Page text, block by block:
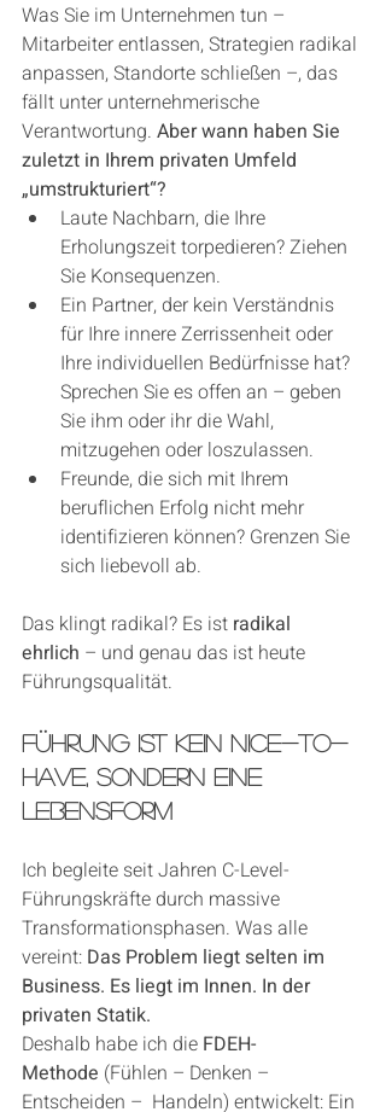
Was Sie im Unternehmen tun –
Mitarbeiter entlassen, Strategien radikal
anpassen, Standorte schließen –, das
fällt unter unternehmerische
Verantwortung. Aber wann haben Sie
zuletzt in Ihrem privaten Umfeld
„umstrukturiert“?
Laute Nachbarn, die Ihre
Erholungszeit torpedieren? Ziehen
Sie Konsequenzen.
Ein Partner, der kein Verständnis
für Ihre innere Zerrissenheit oder
Ihre individuellen Bedürfnisse hat?
Sprechen Sie es offen an – geben
Sie ihm oder ihr die Wahl,
mitzugehen oder loszulassen.
Freunde, die sich mit Ihrem
beruflichen Erfolg nicht mehr
identifizieren können? Grenzen Sie
sich liebevoll ab.
Das klingt radikal? Es ist radikal
ehrlich – und genau das ist heute
Führungsqualität.
Führung ist kein Nice-to-
Have, sondern eine
Lebensform
Ich begleite seit Jahren C-Level-
Führungskräfte durch massive
Transformationsphasen. Was alle
vereint: Das Problem liegt selten im
Business. Es liegt im Innen. In der
privaten Statik.
Deshalb habe ich die FDEH-
Methode (Fühlen – Denken –
Entscheiden –  Handeln) entwickelt: Ein